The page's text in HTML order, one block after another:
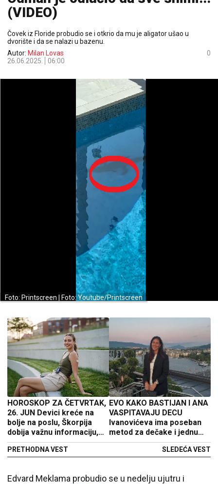
(VIDEO)
Čovek iz Floride probudio se i otkrio da mu je aligator ušao u
dvorište i da se nalazi u bazenu.
Autor: Milan Lovas
26.06.2025.
06:00
0
Foto: Printscreen | Foto: Youtube/Printscreen
HOROSKOP ZA ČETVRTAK,
26. JUN Devici kreće na
bolje na poslu, Škorpija
dobija važnu informaciju,
Vodoliji grudni koš osetljiv
PRETHODNA VEST
EVO KAKO BASTIJAN I ANA
VASPITAVAJU DECU
Ivanovićeva ima poseban
metod za dečake i jednu
zabranu, Švajnštajger je
nikako ne razumeSLEDEĆA VEST
Edvard Meklama probudio se u nedelju ujutru i